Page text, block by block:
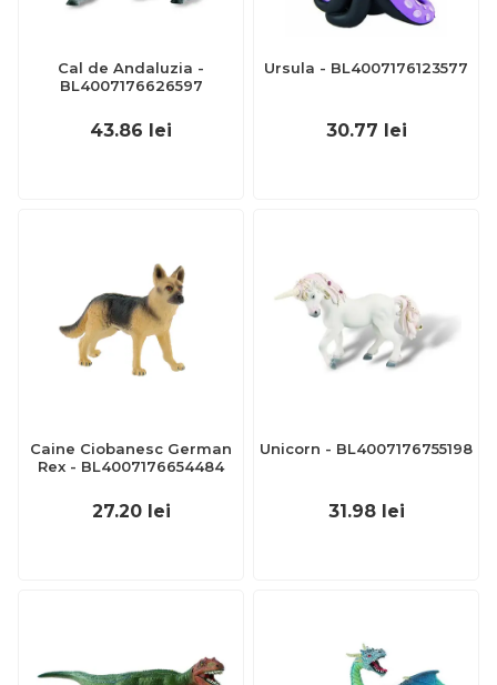
Cal de Andaluzia -
BL4007176626597
43.86 lei
Ursula - BL4007176123577
30.77 lei
Caine Ciobanesc German
Rex - BL4007176654484
27.20 lei
Unicorn - BL4007176755198
31.98 lei